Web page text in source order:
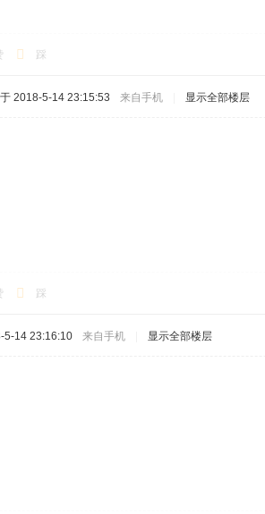
踩
2018-5-14 23:15:53 来自手机 显示全部楼层
踩
5-14 23:16:10 来自手机 显示全部楼层